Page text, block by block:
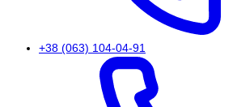
+38 (063) 104-04-91